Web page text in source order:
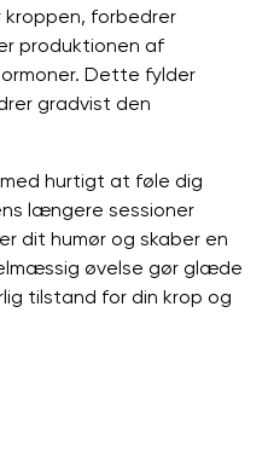
forbedrer
produktionen af
Dette fylder
gradvist den
hurtigt at føle dig
længere sessioner
dit humør og skaber en
øvelse gør glæde
tilstand for din krop og